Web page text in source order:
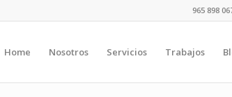
965 898
Home Nosotros Servicios Trabajos